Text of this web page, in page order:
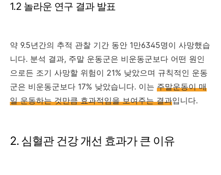
1.2 놀라운 연구 결과 발표
약 9.5년간의 추적 관찰 기간 동안 1만6345명이 사망했습
니다. 분석 결과, 주말 운동군은 비운동군보다 어떤 원인
으로든 조기 사망할 위험이 21% 낮았으며 규칙적인 운동
군은 비운동군보다 17% 낮았습니다. 이는 주말운동이 매
일 운동하는 것만큼 효과적임을 보여주는 결과입니다.
2. 심혈관 건강 개선 효과가 큰 이유